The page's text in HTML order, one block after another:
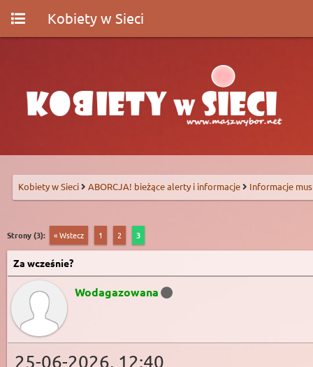
Kobiety w Sieci
Kobiety w Sieci ABORCJA! bieżące alerty i informacje Informacje
Strony (3): « Wstecz 1 2 3
Za wcześnie?
Wodagazowana
25-06-2026, 12:40